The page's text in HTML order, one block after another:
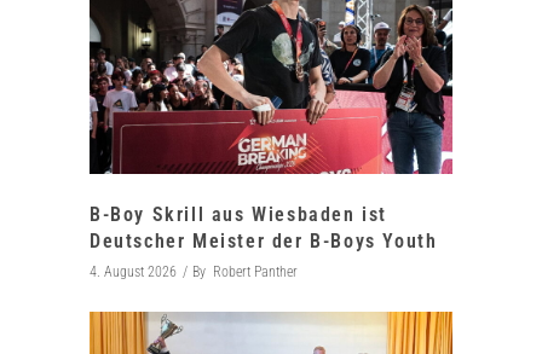
B-Boy Skrill aus Wiesbaden ist
Deutscher Meister der B-Boys Youth
4. August 2026 By Robert Panther